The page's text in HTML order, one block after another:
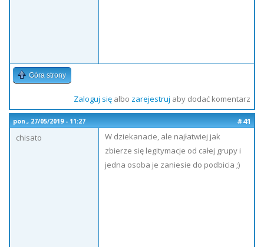
Góra strony
Zaloguj sięalbo zarejestruj aby dodać komentarz
pon., 27/05/2019 - 11:27
#41
chisato
W dziekanacie, ale najłatwiej jak
zbierze się legitymacje od całej grupy i
jedna osoba je zaniesie do podbicia ;)